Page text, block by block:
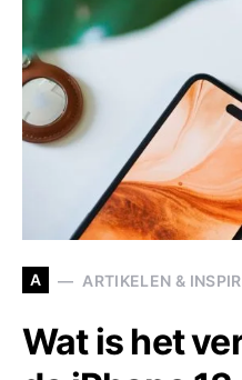
A ARTIKELEN &
Wat is het